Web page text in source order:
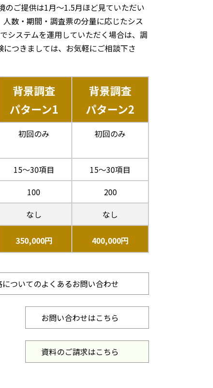
のご提供は1月～1.5月ほど見ていただい
数・期間・調査票の分量に応じたシス
システムを運用していただく場合は、調
つきましては、お気軽にご相談下さ
背景調査
パターン1
背景調査
パターン2
初回のみ 初回のみ
15～30項目
15～30項目
100
200
なし なし
350,000円 400,000円
についてのよくあるお問い合わせ
お問い合わせはこちら
資料のご請求はこちら